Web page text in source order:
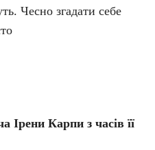
Чесно згадати себе
Ірени Карпи з часів її